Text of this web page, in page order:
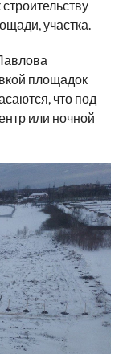
участка.
площадок
что под
или ночной